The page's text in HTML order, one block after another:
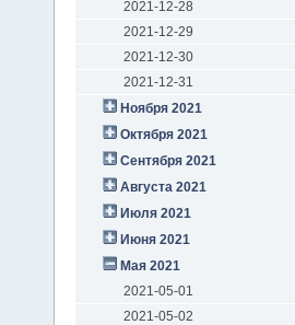
2021-12-28
2021-12-29
2021-12-30
2021-12-31
Ноября 2021
Октября 2021
Сентября 2021
Августа 2021
Июля 2021
Июня 2021
Мая 2021
2021-05-01
2021-05-02